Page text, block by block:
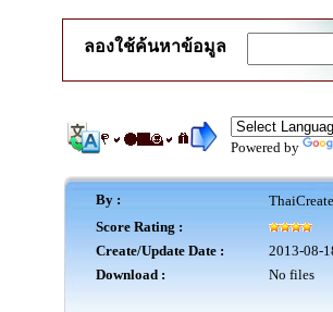
ลองใช้ค้นหาข้อมูล
Powered by
By :
Score Rating :
Create/Update Date :
2013-08-
Download :
No files